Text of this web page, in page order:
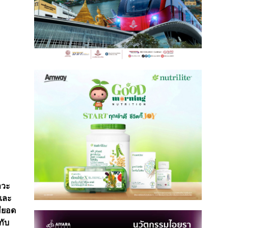
ะ
ะ
อด
บ